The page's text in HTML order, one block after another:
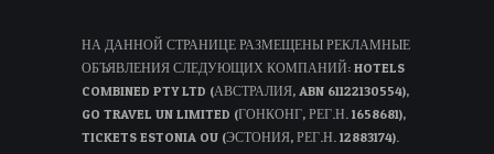
НА ДАННОЙ СТРАНИЦЕ РАЗМЕЩЕНЫ РЕКЛАМНЫЕ
ОБЪЯВЛЕНИЯ СЛЕДУЮЩИХ КОМПАНИЙ: HOTELS
COMBINED PTY LTD (АВСТРАЛИЯ, ABN 61122130554),
GO TRAVEL UN LIMITED (ГОНКОНГ, РЕГ.Н. 1658681),
TICKETS ESTONIA OU (ЭСТОНИЯ, РЕГ.Н. 12883174).